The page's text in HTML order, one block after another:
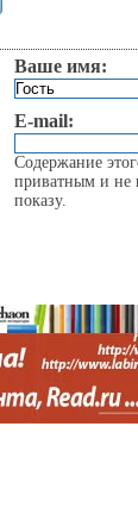
Ваше имя:
E-mail:
Содержание
приватным и не
показу.